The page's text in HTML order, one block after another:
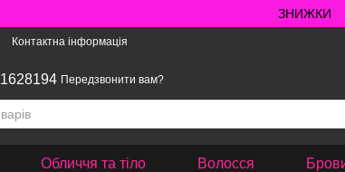
ЗНИЖКИ
Контактна інформація
Передзвонити вам?
Обличчя та тіло Волосся